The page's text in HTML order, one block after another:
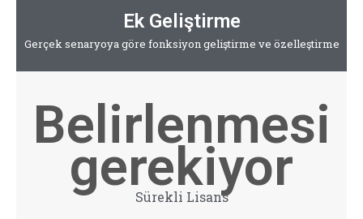
Ek Geliştirme
Gerçek senaryoya göre fonksiyon geliştirme ve özelleştirme
Belirlenmesi
gerekiyor
Sürekli Lisans